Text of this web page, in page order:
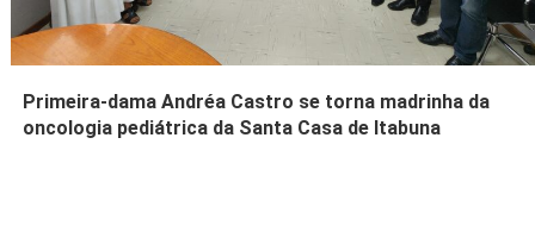
Primeira-dama Andréa Castro se torna madrinha da
oncologia pediátrica da Santa Casa de Itabuna